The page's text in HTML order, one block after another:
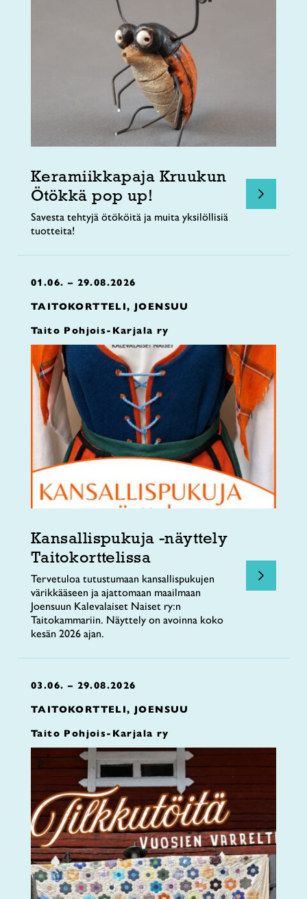
Keramiikkapaja Kruukun
Ötökkä pop up!
Savesta tehtyjä ötököitä ja muita yksilöllisiä
tuotteita!
01.06. – 29.08.2026
TAITOKORTTELI, JOENSUU
Taito Pohjois-Karjala ry
Kansallispukuja -näyttely
Taitokorttelissa
Tervetuloa tutustumaan kansallispukujen
värikkääseen ja ajattomaan maailmaan
Joensuun Kalevalaiset Naiset ry:n
Taitokammariin. Näyttely on avoinna koko
kesän 2026 ajan.
03.06. – 29.08.2026
TAITOKORTTELI, JOENSUU
Taito Pohjois-Karjala ry